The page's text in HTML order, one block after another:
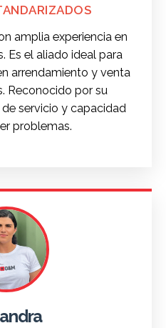
amplia experiencia en
Es el aliado ideal para
arrendamiento y venta
Reconocido por su
servicio y capacidad
problemas.